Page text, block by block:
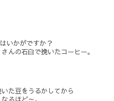
いかがですか？
んの石臼で挽いたコーヒー。
た豆をうるかしてから
るほど～。